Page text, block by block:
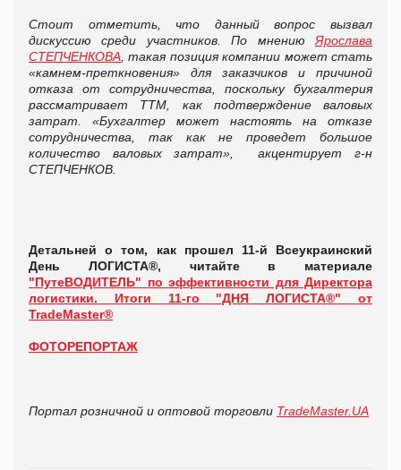
Стоит отметить, что данный вопрос вызвал
дискуссию среди участников. По мнению Ярослава
СТЕПЧЕНКОВА , такая позиция компании может стать
«камнем-преткновения» для заказчиков и причиной
отказа от сотрудничества, поскольку бухгалтерия
рассматривает ТТМ, как подтверждение валовых
затрат. «Бухгалтер может настоять на отказе
сотрудничества, так как не проведет большое
количество валовых затрат», акцентирует г-н
СТЕПЧЕНКОВ.
Детальней о том, как прошел 11-й Всеукраинский
День ЛОГИСТА®, читайте в материале
"ПутеВОДИТЕЛЬ" по эффективности для Директора
логистики. Итоги 11-го "ДНЯ ЛОГИСТА®" от
TradeMaster®
ФОТОРЕПОРТАЖ
Портал розничной и оптовой торговли TradeMaster.UA